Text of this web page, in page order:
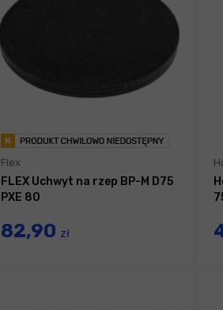
Flex
FLEX Uchwyt na rzep BP-M D75
PXE 80
82,90 zł